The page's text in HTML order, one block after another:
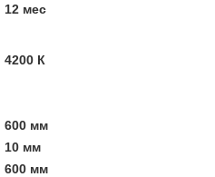
12 мес
4200 К
600 мм
10 мм
600 мм